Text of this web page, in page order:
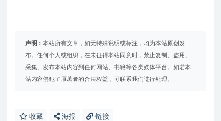
声明： 本站所有文章，如无特殊说明或标注，均为本站原创发
布。任何个人或组织，在未征得本站同意时，禁止复制、盗用、
采集、发布本站内容到任何网站、书籍等各类媒体平台。如若本
站内容侵犯了原著者的合法权益，可联系我们进行处理。
收藏 海报 链接